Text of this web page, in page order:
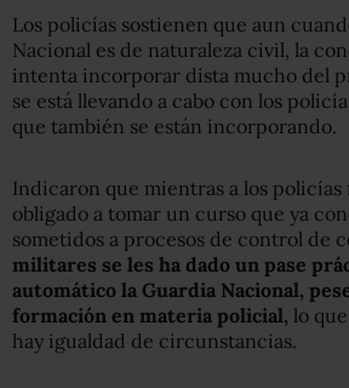
Los policías sostienen que aun
Nacional es de naturaleza civil, la
intenta incorporar dista mucho del
se está llevando a cabo con los
que también se están incorporando.
Indicaron que mientras a los policías
obligado a tomar un curso que ya
sometidos a procesos de control de
militares se les ha dado un pase
automático la Guardia Nacional,
formación en materia policial, lo
hay igualdad de circunstancias.